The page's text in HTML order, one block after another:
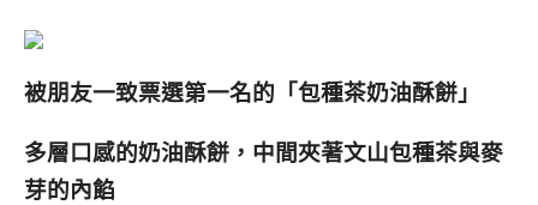
被朋友一致票選第一名的「包種茶奶油酥餅 」
多層口感的奶油酥餅，中間夾著文山包種茶與麥
芽的內餡